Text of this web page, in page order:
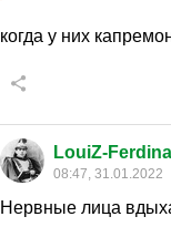
когда у них
LouiZ-
08:47, 31.01.2022
Нервные лица